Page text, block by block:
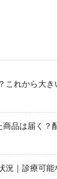
これから大
品は届く？
況｜診療可